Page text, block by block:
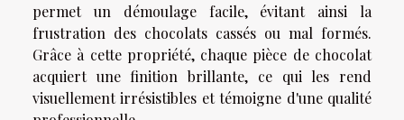
permet un démoulage facile, évitant ainsi la
frustration des chocolats cassés ou mal formés.
Grâce à cette propriété, chaque pièce de chocolat
acquiert une finition brillante, ce qui les rend
visuellement irrésistibles et témoigne d'une qualité